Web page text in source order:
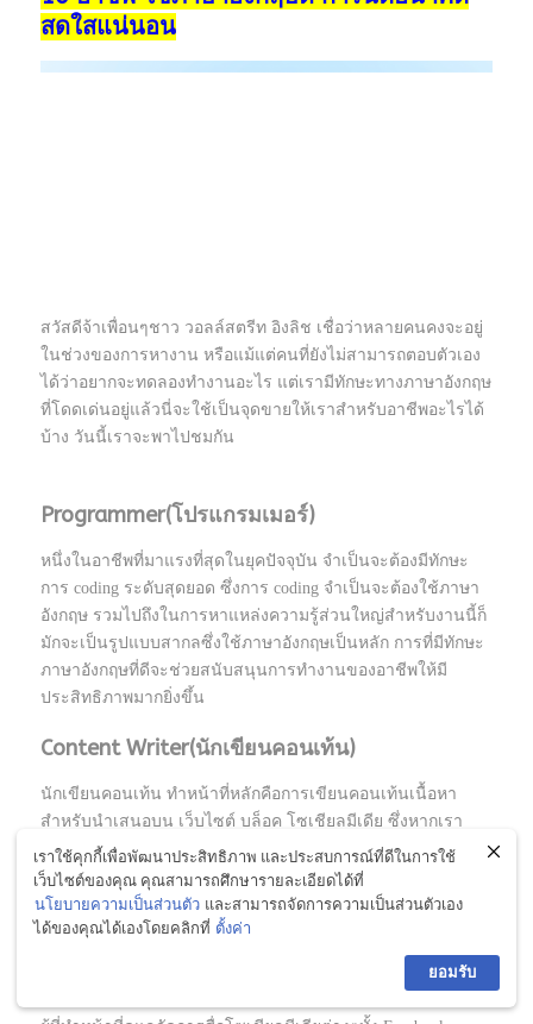
สดใสแน่นอน
สวัสดีจ้าเพื่อนๆชาว วอลล์สตรีท อิงลิช เชื่อว่าหลายคนคงจะอยู่
ในช่วงของการหางาน หรือแม้แต่คนที่ยังไม่สามารถตอบตัวเอง
ได้ว่าอยากจะทดลองทำงานอะไร แต่เรามีทักษะทางภาษาอังกฤษ
ที่โดดเด่นอยู่แล้วนี่จะใช้เป็นจุดขายให้เราสำหรับอาชีพอะไรได้
บ้าง วันนี้เราจะพาไปชมกัน
Programmer(โปรแกรมเมอร์)
หนึ่งในอาชีพที่มาแรงที่สุดในยุคปัจจุบัน จำเป็นจะต้องมีทักษะ
การ coding ระดับสุดยอด ซึ่งการ coding จำเป็นจะต้องใช้ภาษา
อังกฤษ รวมไปถึงในการหาแหล่งความรู้ส่วนใหญ่สำหรับงานนี้ก็
มักจะเป็นรูปแบบสากลซึ่งใช้ภาษาอังกฤษเป็นหลัก การที่มีทักษะ
ภาษาอังกฤษที่ดีจะช่วยสนับสนุนการทำงานของอาชีพให้มี
ประสิทธิภาพมากยิ่งขึ้น
Content Writer(นักเขียนคอนเท้น)
นักเขียนคอนเท้น ทำหน้าที่หลักคือการเขียนคอนเท้นเนื้อหา
สำหรับนำเสนอบน เว็บไซต์ บล็อค โซเชียลมีเดีย ซึ่งหากเรา
พัฒนาเนื้อหาของเราเป็นภาษาอังกฤษได้อย่างดีเยี่ยมได้ จะ
เป็นการยกระดับเนื้อหาของเราให้มีความอินเตอร์มากยิ่งขึ้น เพิ่ม
การเข้าถึงจากกลุ่มผู้ที่ใช้ภาษาอังกฤษได้อีกเพียบ
Social media manager(ผู้จัดการด้านโซเชียลมี
เราใช้คุกกี้เพื่อพัฒนาประสิทธิภาพ และประสบการณ์ที่ดีในการใช้
เว็บไซต์ของคุณ คุณสามารถศึกษารายละเอียดได้ที่
นโยบายความเป็นส่วนตัว และสามารถจัดการความเป็นส่วนตัวเอง
ได้ของคุณได้เองโดยคลิกที่ ตั้งค่า
ยอมรับ